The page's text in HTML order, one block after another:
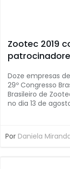
Zootec 2019
Doze empresas
29º Congresso
Brasileiro de
no dia 13 de
Por Daniela